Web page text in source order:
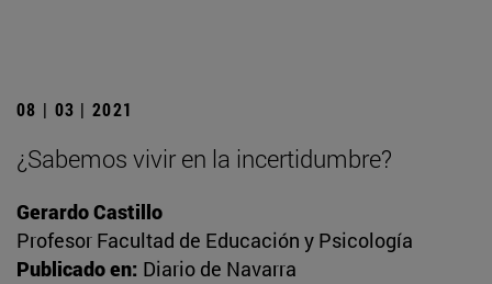
08 | 03 | 2021
¿Sabemos vivir en la incertidumbre?
Gerardo Castillo
Profesor Facultad de Educación y Psicología
Publicado en: Diario de Navarra